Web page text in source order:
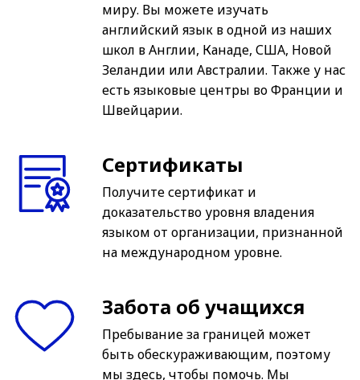
миру. Вы можете изучать
английский язык в одной из наших
школ в Англии, Канаде, США, Новой
Зеландии или Австралии. Также у нас
есть языковые центры во Франции и
Швейцарии.
Сертификаты
Получите сертификат и
доказательство уровня владения
языком от организации, признанной
на международном уровне.
Забота об учащихся
Пребывание за границей может
быть обескураживающим, поэтому
мы здесь, чтобы помочь. Мы